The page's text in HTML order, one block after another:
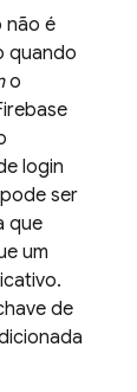
não é
quando
o
login
ser
que
um
de